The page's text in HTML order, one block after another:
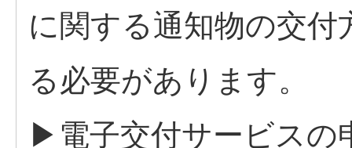
に関する通知物の交
る必要があります。
▶電子交付サービスの